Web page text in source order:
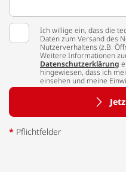
Ich willige ein, dass die
Daten zum Versand des
Nutzerverhaltens (z.B.
Weitere Informationen
Datenschutzerklärung
hingewiesen, dass ich
einsehen und meine
* Pflichtfelder